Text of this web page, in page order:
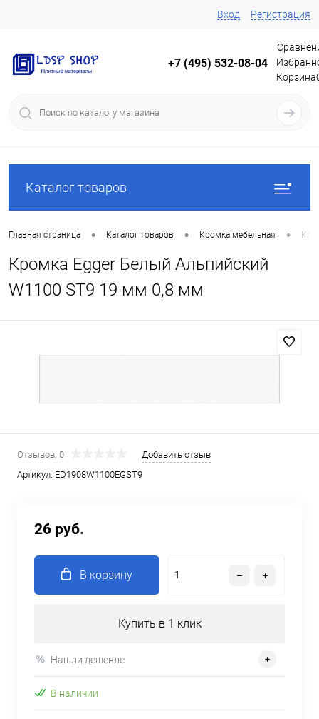
Вход Регистрация
+7 (495) 532-08-04
Корзина
Каталог товаров
Главная страница • Каталог товаров • Кромка мебельная •
Кромка Egger Белый Альпийский
W1100 ST9 19 мм 0,8 мм
Отзывов: 0
Добавить отзыв
Артикул: ED1908W1100EGST9
26 руб.
В корзину
Купить в 1 клик
Нашли дешевле
В наличии